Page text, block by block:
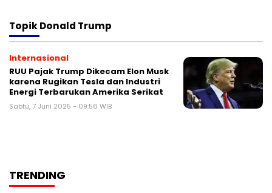
TopikDonald Trump
Internasional
RUU Pajak Trump Dikecam Elon Musk
karena Rugikan Tesla dan Industri
Energi Terbarukan Amerika Serikat
Sabtu, 7 Juni 2025 - 09:56 WIB
TRENDING